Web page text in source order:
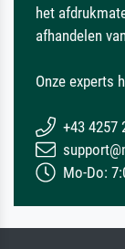
het
afhandelen
Onze experts
+43 4257
Mo-Do: